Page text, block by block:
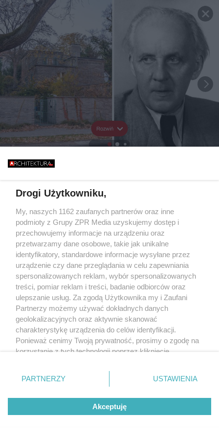
Rozwiń
Drogi Użytkowniku,
My, naszych 1162 zaufanych partnerów oraz inne
podmioty z Grupy ZPR Media uzyskujemy dostęp i
przechowujemy informacje na urządzeniu oraz
przetwarzamy dane osobowe, takie jak unikalne
identyfikatory, standardowe informacje wysyłane przez
urządzenie czy dane przeglądania w celu zapewniania
spersonalizowanych reklam, wybór spersonalizowanych
treści, pomiar reklam i treści, badanie odbiorców oraz
ulepszanie usług. Za zgodą Użytkownika my i Zaufani
Partnerzy możemy używać dokładnych danych
geolokalizacyjnych oraz aktywnie skanować
charakterystykę urządzenia do celów identyfikacji.
Ponieważ cenimy Twoją prywatność, prosimy o zgodę na
korzystanie z tych technologii poprzez kliknięcie
zmienić/wycofać klikając przycisk ustawień prywatności
znajdujący się w lewym dolnym rogu strony
rodzaje przetwarzania danych nie wymagają zgody
użytkownika, ale masz prawo sprzeciwić się takiemu
przetwarzaniu. Preferencje będą miały zastosowanie tylko
PARTNERZY USTAWIENIA
Akceptuję